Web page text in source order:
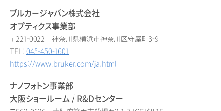
ブルカージャパン株式会社
オプティクス事業部
〒221-0022 神奈川県横浜市神奈川区守屋町3-9
TEL: 045-450-1601
https://www.bruker.com/ja.html
ナノフォトン事業部
大阪ショールーム / R&Dセンター